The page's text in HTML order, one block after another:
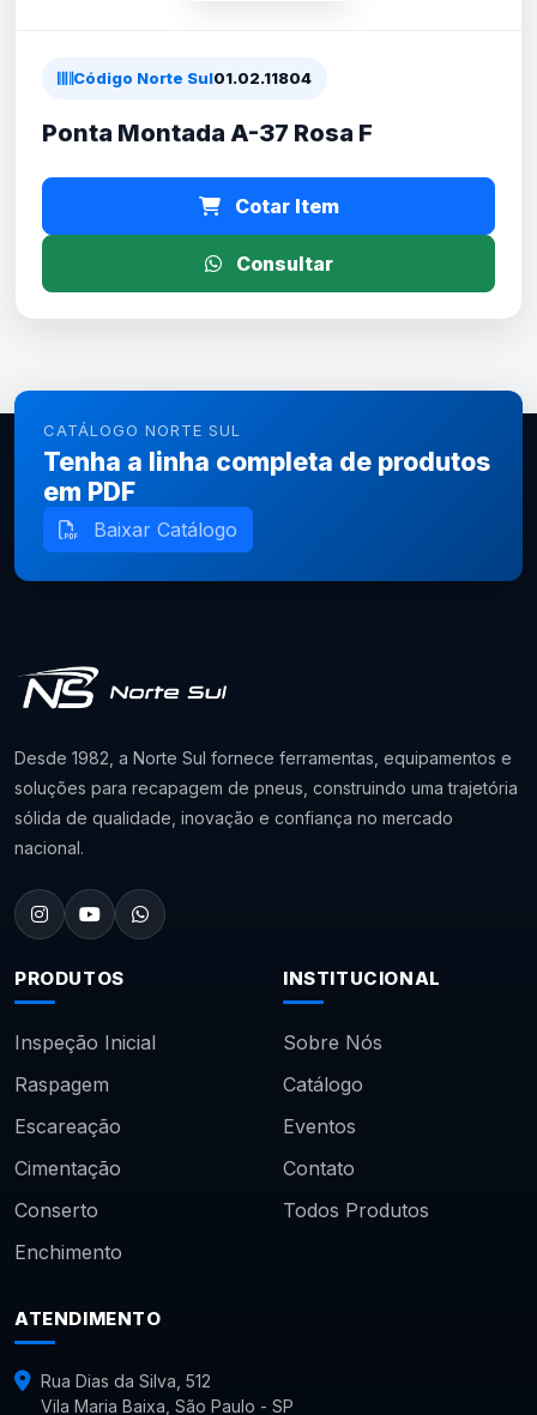
Código Norte Sul01.02.11804
Ponta Montada A-37 Rosa F
Cotar Item
Consultar
CATÁLOGO NORTE SUL
Tenha a linha completa de produtos
em PDF
Baixar Catálogo
Desde 1982, a Norte Sul fornece ferramentas, equipamentos e
soluções para recapagem de pneus, construindo uma trajetória
sólida de qualidade, inovação e confiança no mercado
nacional.
PRODUTOS
Inspeção Inicial
Raspagem
Escareação
Cimentação
Conserto
Enchimento
INSTITUCIONAL
Sobre Nós
Catálogo
Eventos
Contato
Todos Produtos
ATENDIMENTO
Rua Dias da Silva, 512
Vila Maria Baixa, São Paulo - SP